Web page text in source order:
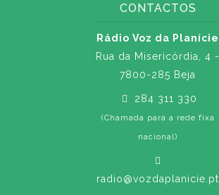
CONTACTOS
Rádio Voz da Planície
Rua da Misericórdia, 4 -
7800-285 Beja
284 311 330
(Chamada para a rede fixa
nacional)
radio@vozdaplanicie.pt